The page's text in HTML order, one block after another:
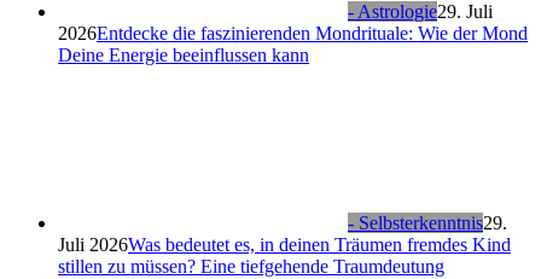
- Astrologie29. Juli
2026Entdecke die faszinierenden Mondrituale: Wie der Mond
Deine Energie beeinflussen kann
- Selbsterkenntnis29.
Juli 2026Was bedeutet es, in deinen Träumen fremdes Kind
stillen zu müssen? Eine tiefgehende Traumdeutung